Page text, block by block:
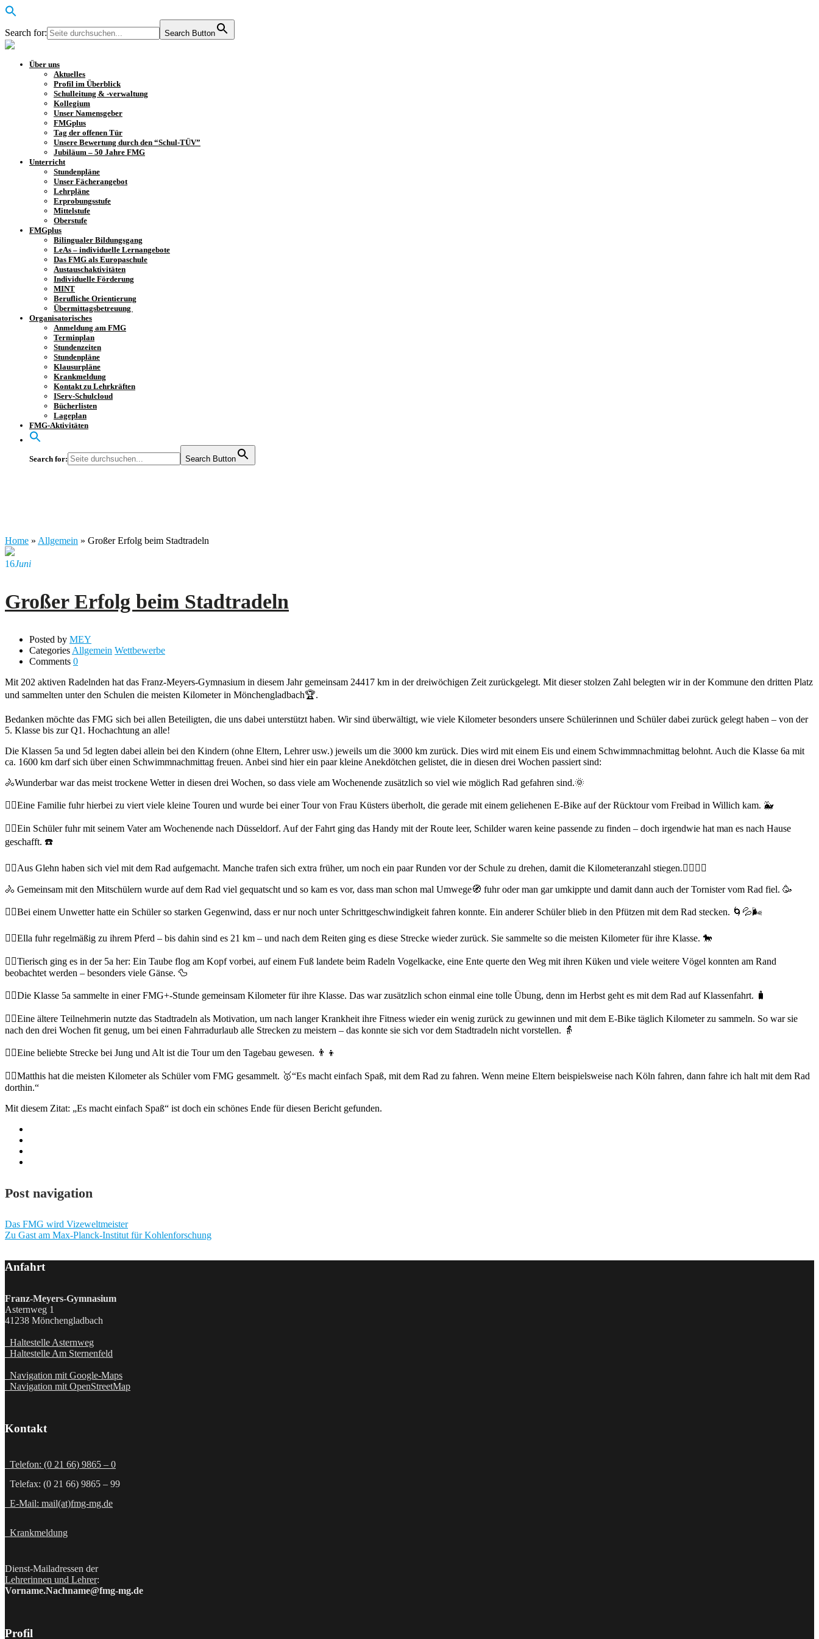
Search for: Search Button
Über uns
Aktuelles
Profil im Überblick
Schulleitung & -verwaltung
Kollegium
Unser Namensgeber
FMGplus
Tag der offenen Tür
Unsere Bewertung durch den “Schul-TÜV”
Jubiläum – 50 Jahre FMG
Unterricht
Stundenpläne
Unser Fächerangebot
Lehrpläne
Erprobungsstufe
Mittelstufe
Oberstufe
FMGplus
Bilingualer Bildungsgang
LeAs – individuelle Lernangebote
Das FMG als Europaschule
Austauschaktivitäten
Individuelle Förderung
MINT
Berufliche Orientierung
Übermittagsbetreuung
Organisatorisches
Anmeldung am FMG
Terminplan
Stundenzeiten
Stundenpläne
Klausurpläne
Krankmeldung
Kontakt zu Lehrkräften
IServ-Schulcloud
Bücherlisten
Lageplan
FMG-Aktivitäten
Search for: Search Button
Home » Allgemein » Großer Erfolg beim Stadtradeln
16Juni
Großer Erfolg beim Stadtradeln
Posted by MEY
Categories Allgemein Wettbewerbe
Comments 0
Mit 202 aktiven Radelnden hat das Franz-Meyers-Gymnasium in diesem Jahr gemeinsam 24417 km in der dreiwöchigen Zeit zurückgelegt. Mit dieser stolzen Zahl belegten wir in der Kommune den dritten Platz
und sammelten unter den Schulen die meisten Kilometer in Mönchengladbach🏆.
Bedanken möchte das FMG sich bei allen Beteiligten, die uns dabei unterstützt haben. Wir sind überwältigt, wie viele Kilometer besonders unsere Schülerinnen und Schüler dabei zurück gelegt haben – von der
5. Klasse bis zur Q1. Hochachtung an alle!
Die Klassen 5a und 5d legten dabei allein bei den Kindern (ohne Eltern, Lehrer usw.) jeweils um die 3000 km zurück. Dies wird mit einem Eis und einem Schwimmnachmittag belohnt. Auch die Klasse 6a mit
ca. 1600 km darf sich über einen Schwimmnachmittag freuen. Anbei sind hier ein paar kleine Anekdötchen gelistet, die in diesen drei Wochen passiert sind:
🚴Wunderbar war das meist trockene Wetter in diesen drei Wochen, so dass viele am Wochenende zusätzlich so viel wie möglich Rad gefahren sind.🌞
🚴‍♂️Eine Familie fuhr hierbei zu viert viele kleine Touren und wurde bei einer Tour von Frau Küsters überholt, die gerade mit einem geliehenen E-Bike auf der Rücktour vom Freibad in Willich kam. 🐳
🚴‍♂️Ein Schüler fuhr mit seinem Vater am Wochenende nach Düsseldorf. Auf der Fahrt ging das Handy mit der Route leer, Schilder waren keine passende zu finden – doch irgendwie hat man es nach Hause
geschafft. ☎️
🚴‍♀️Aus Glehn haben sich viel mit dem Rad aufgemacht. Manche trafen sich extra früher, um noch ein paar Runden vor der Schule zu drehen, damit die Kilometeranzahl stiegen.🚴‍♀️🚴‍♂️
🚴 Gemeinsam mit den Mitschülern wurde auf dem Rad viel gequatscht und so kam es vor, dass man schon mal Umwege🧭 fuhr oder man gar umkippte und damit dann auch der Tornister vom Rad fiel. 🥳
🚴‍♂️Bei einem Unwetter hatte ein Schüler so starken Gegenwind, dass er nur noch unter Schrittgeschwindigkeit fahren konnte. Ein anderer Schüler blieb in den Pfützen mit dem Rad stecken. 🌀💦🌬️
🚴‍♀️Ella fuhr regelmäßig zu ihrem Pferd – bis dahin sind es 21 km – und nach dem Reiten ging es diese Strecke wieder zurück. Sie sammelte so die meisten Kilometer für ihre Klasse. 🐎
🚴‍♀️Tierisch ging es in der 5a her: Ein Taube flog am Kopf vorbei, auf einem Fuß landete beim Radeln Vogelkacke, eine Ente querte den Weg mit ihren Küken und viele weitere Vögel konnten am Rand
beobachtet werden – besonders viele Gänse. 🦆
🚴‍♀️Die Klasse 5a sammelte in einer FMG+-Stunde gemeinsam Kilometer für ihre Klasse. Das war zusätzlich schon einmal eine tolle Übung, denn im Herbst geht es mit dem Rad auf Klassenfahrt. 🧳
🚴‍♀️Eine ältere Teilnehmerin nutzte das Stadtradeln als Motivation, um nach langer Krankheit ihre Fitness wieder ein wenig zurück zu gewinnen und mit dem E-Bike täglich Kilometer zu sammeln. So war sie
nach den drei Wochen fit genug, um bei einen Fahrradurlaub alle Strecken zu meistern – das konnte sie sich vor dem Stadtradeln nicht vorstellen. 👵
🚴‍♀️Eine beliebte Strecke bei Jung und Alt ist die Tour um den Tagebau gewesen. 👨‍👦
🚴‍♂️Matthis hat die meisten Kilometer als Schüler vom FMG gesammelt. 🥇“Es macht einfach Spaß, mit dem Rad zu fahren. Wenn meine Eltern beispielsweise nach Köln fahren, dann fahre ich halt mit dem Rad
dorthin.“
Mit diesem Zitat: „Es macht einfach Spaß“ ist doch ein schönes Ende für diesen Bericht gefunden.
Post navigation
Das FMG wird Vizeweltmeister
Zu Gast am Max-Planck-Institut für Kohlenforschung
Anfahrt
Franz-Meyers-Gymnasium
Asternweg 1
41238 Mönchengladbach
Haltestelle Asternweg
Haltestelle Am Sternenfeld
Navigation mit Google-Maps
Navigation mit OpenStreetMap
Kontakt
Telefon: (0 21 66) 9865 – 0
Telefax: (0 21 66) 9865 – 99
E-Mail: mail(at)fmg-mg.de
Krankmeldung
Dienst-Mailadressen der
Lehrerinnen und Lehrer:
Vorname.Nachname@fmg-mg.de
Profil